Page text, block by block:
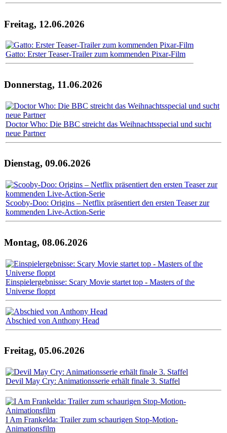
Freitag, 12.06.2026
Gatto: Erster Teaser-Trailer zum kommenden Pixar-Film
Donnerstag, 11.06.2026
Doctor Who: Die BBC streicht das Weihnachtsspecial und sucht
neue Partner
Dienstag, 09.06.2026
Scooby-Doo: Origins – Netflix präsentiert den ersten Teaser zur
kommenden Live-Action-Serie
Montag, 08.06.2026
Einspielergebnisse: Scary Movie startet top - Masters of the
Universe floppt
Abschied von Anthony Head
Freitag, 05.06.2026
Devil May Cry: Animationsserie erhält finale 3. Staffel
I Am Frankelda: Trailer zum schaurigen Stop-Motion-
Animationsfilm